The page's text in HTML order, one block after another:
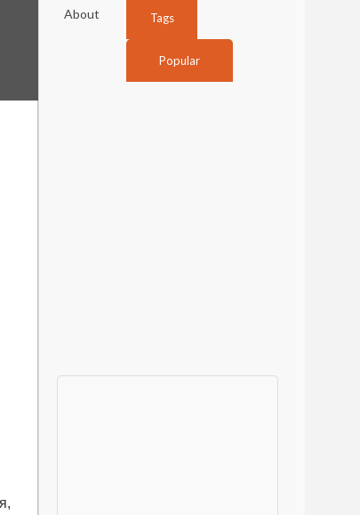
About Tags
Popular